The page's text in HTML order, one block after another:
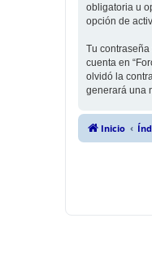
obligatoria u
opción de
Tu
cuenta en
olvidó la
generará una
Inicio